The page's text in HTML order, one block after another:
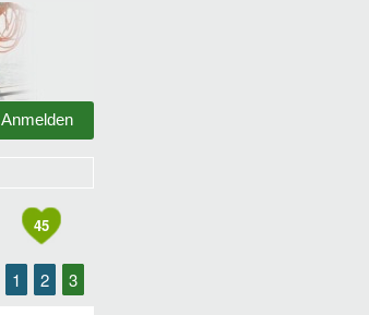
Anmelden
45
1 2 3